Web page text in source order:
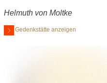
Helmuth von Moltke
Gedenkstätte anzeigen